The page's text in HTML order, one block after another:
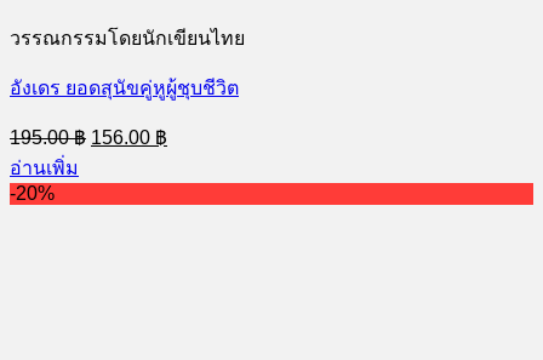
วรรณกรรมโดยนักเขียนไทย
อังเดร ยอดสุนัขคู่หูผู้ชุบชีวิต
195.00฿ Original
price
195.00 ฿.
156.00 ฿
price
156.00 ฿.
อ่านเพิ่ม
-20%